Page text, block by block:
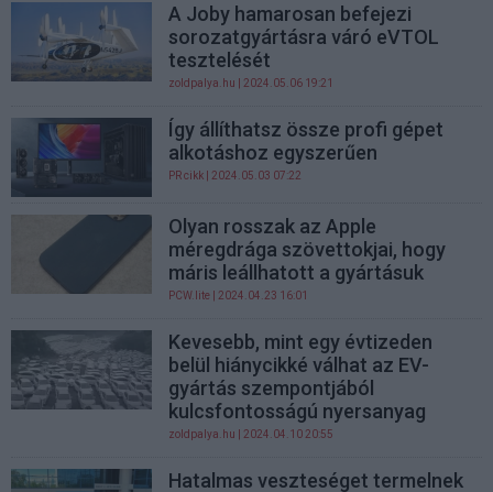
A Joby hamarosan befejezi
sorozatgyártásra váró eVTOL
tesztelését
zoldpalya.hu | 2024.05.06 19:21
Így állíthatsz össze profi gépet
alkotáshoz egyszerűen
PR cikk | 2024.05.03 07:22
Olyan rosszak az Apple
méregdrága szövettokjai, hogy
máris leállhatott a gyártásuk
PCW.lite | 2024.04.23 16:01
Kevesebb, mint egy évtizeden
belül hiánycikké válhat az EV-
gyártás szempontjából
kulcsfontosságú nyersanyag
zoldpalya.hu | 2024.04.10 20:55
Hatalmas veszteséget termelnek